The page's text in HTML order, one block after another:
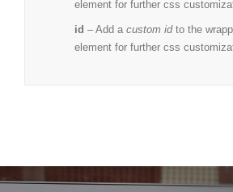
element for further css
id – Add acustom idto the
element for further css